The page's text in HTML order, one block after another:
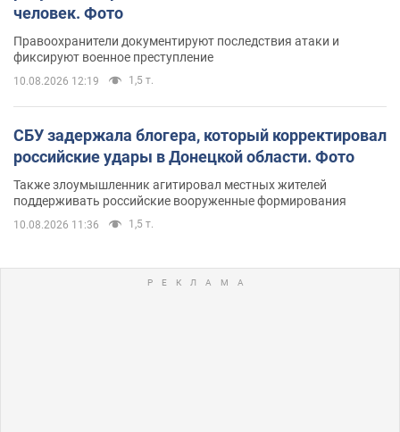
человек. Фото
Правоохранители документируют последствия атаки и
фиксируют военное преступление
10.08.2026 12:19 1,5 т.
СБУ задержала блогера, который корректировал
российские удары в Донецкой области. Фото
Также злоумышленник агитировал местных жителей
поддерживать российские вооруженные формирования
10.08.2026 11:36 1,5 т.